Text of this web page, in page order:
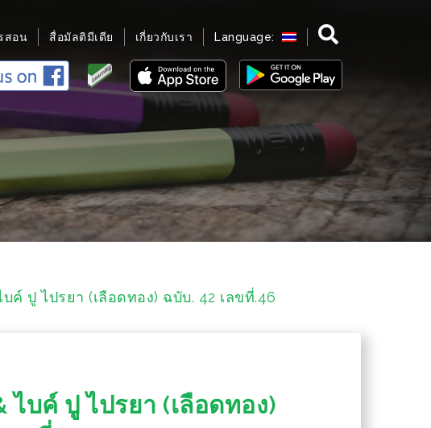
สอน สื่อมัลติมีเดีย เกี่ยวกับเรา Language:
บค์ ปู ไปรยา (เลือดทอง) ฉบับ. 42 เลขที่.46
ไบค์ ปู ไปรยา (เลือดทอง)